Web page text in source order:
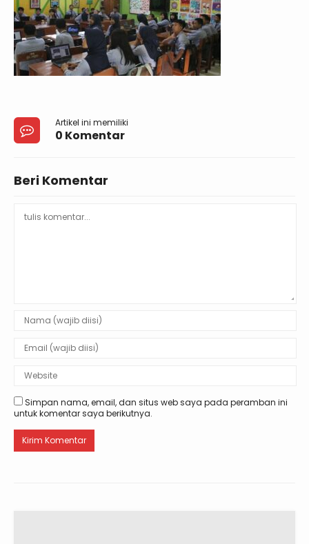
Artikel ini memiliki
0 Komentar
Beri Komentar
Simpan nama, email, dan situs web saya pada peramban ini
untuk komentar saya berikutnya.